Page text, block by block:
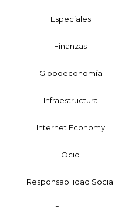
Especiales
Finanzas
Globoeconomía
Infraestructura
Internet Economy
Ocio
Responsabilidad Social